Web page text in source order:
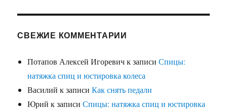
СВЕЖИЕ КОММЕНТАРИИ
Потапов Алексей Игоревичк записиСпицы:
натяжка спиц и юстировка колеса
Василий к записиКак снять педали
Юрий к записиСпицы: натяжка спиц и юстировка